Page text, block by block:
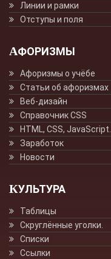
Линии и рамки
Отступы и поля
АФОРИЗМЫ
Афоризмы о учёбе
Статьи об афоризмах
Веб-дизайн
Справочник CSS
HTML, CSS, JavaScript.
Заработок
Новости
КУЛЬТУРА
Таблицы
Скруглённые уголки.
Списки
Ссылки